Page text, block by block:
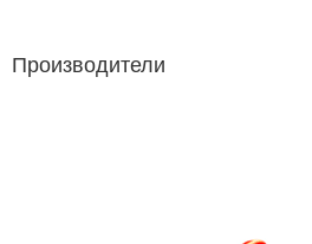
Производители